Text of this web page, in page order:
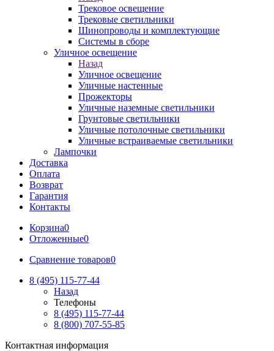
Трековое освещение
Трековые светильники
Шинопроводы и комплектующие
Системы в сборе
Уличное освещение
Назад
Уличное освещение
Уличные настенные
Прожекторы
Уличные наземные светильники
Грунтовые светильники
Уличные потолочные светильники
Уличные встраиваемые светильники
Лампочки
Доставка
Оплата
Возврат
Гарантия
Контакты
Корзина0
Отложенные0
Сравнение товаров0
8 (495) 115-77-44
Назад
Телефоны
8 (495) 115-77-44
8 (800) 707-55-85
Контактная информация